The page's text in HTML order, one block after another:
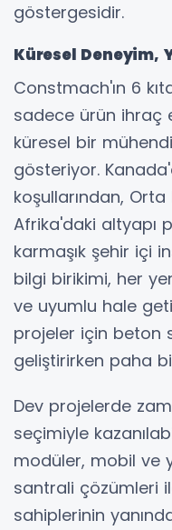
göstergesidir.
Küresel Deneyim,
Constmach'ın 6
sadece ürün ihraç
küresel bir
gösteriyor.
koşullarından,
Afrika'daki altyapı
karmaşık şehir içi
bilgi birikimi, her
ve uyumlu hale
projeler için beton
geliştirirken paha
Dev projelerde
seçimiyle
modüler, mobil ve
santrali çözümleri
sahiplerinin